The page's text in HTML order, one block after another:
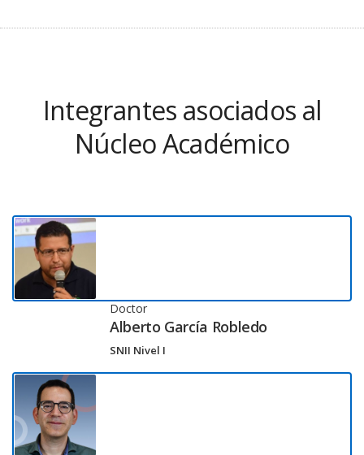
Integrantes asociados al
Núcleo Académico
Doctor
Alberto García Robledo
SNII Nivel I